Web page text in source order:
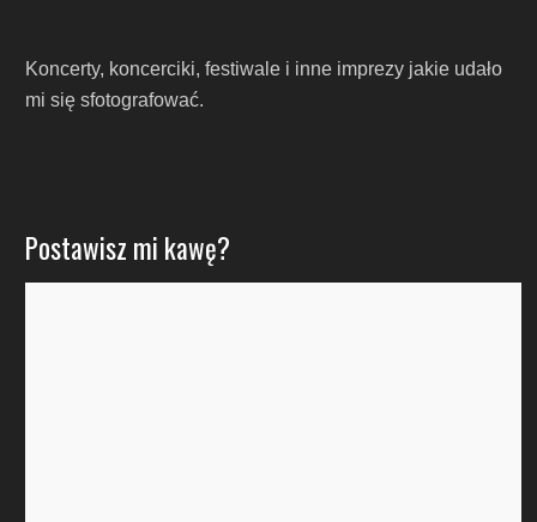
Koncerty, koncerciki, festiwale i inne imprezy jakie udało
mi się sfotografować.
Postawisz mi kawę?